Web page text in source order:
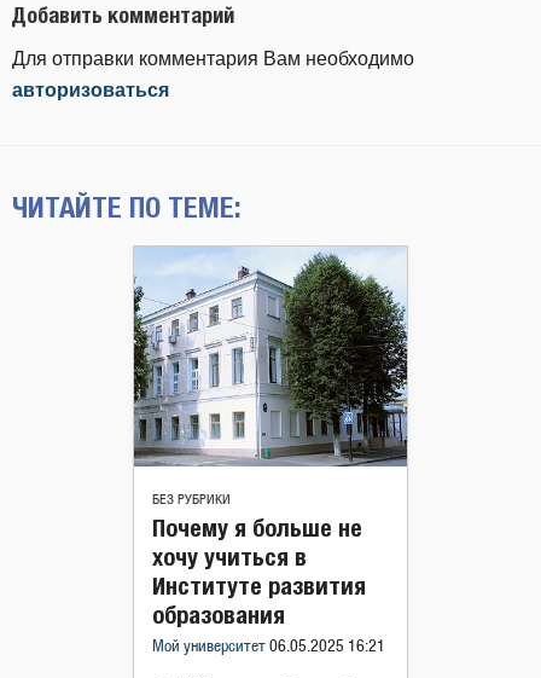
Добавить комментарий
Для отправки комментария Вам необходимо
авторизоваться
ЧИТАЙТЕ ПО ТЕМЕ:
БЕЗ РУБРИКИ
Почему я больше не
хочу учиться в
Институте развития
образования
Мой университет 06.05.2025 16:21